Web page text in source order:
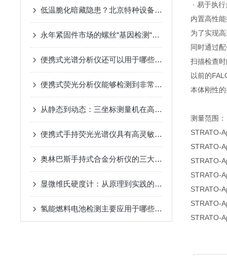
低温脆化暗藏隐患？北京特种设备靠光谱仪筑牢冬季安全防线
永年紧固件市场的螺丝“基因检测“，光谱枪专治各种“混血“
便携式光谱分析仪还可以用于哪些科学领域？
便携式荧光分析仪能够检测到非常微量的样品成分
从静态到动态：三坐标测量机在高速扫描中的精度保持策略
便携式手持荧光光谱仪具有高灵敏度和快速响应的特点
奥林巴斯手持式合金分析仪的三大优势
显微维氏硬度计：从原理到实践的全面解析
氢能燃料电池检测主要应用于哪些方面？
· 易于执
内置高性
为了实现
同时通过
扫描检查
以前的
本体刚性
测量范